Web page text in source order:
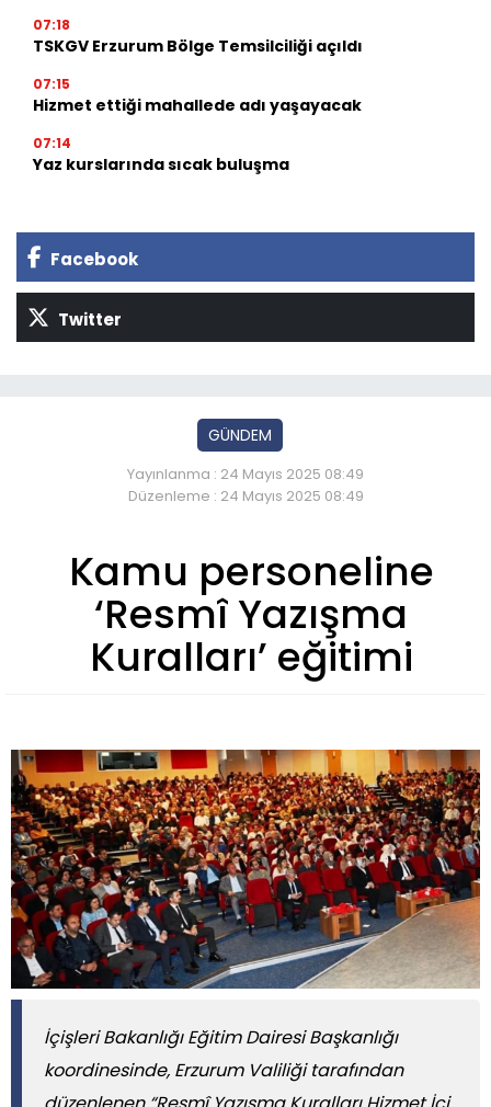
07:18
TSKGV Erzurum Bölge Temsilciliği açıldı
07:15
Hizmet ettiği mahallede adı yaşayacak
07:14
Yaz kurslarında sıcak buluşma
Facebook
Twitter
GÜNDEM
Yayınlanma : 24 Mayıs 2025 08:49
Düzenleme : 24 Mayıs 2025 08:49
Kamu personeline
‘Resmî Yazışma
Kuralları’ eğitimi
İçişleri Bakanlığı Eğitim Dairesi Başkanlığı
koordinesinde, Erzurum Valiliği tarafından